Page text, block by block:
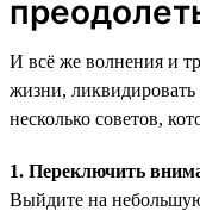
И всё же волнения и
жизни,
несколько советов,
1. Переключить
Выйдите на